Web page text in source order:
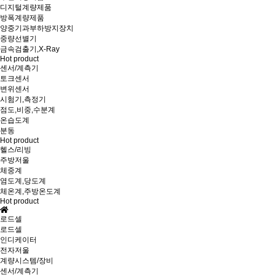
디지털계량제품
방폭계량제품
양중기과부하방지장치
중량선별기
금속검출기,X-Ray
Hot product
센서/계측기
토크센서
변위센서
시험기,측정기
점도,비중,수분계
온습도계
분동
Hot product
헬스/리빙
주방저울
체중계
염도계,당도계
체온계,주방온도계
Hot product
로드셀
로드셀
인디케이터
전자저울
계량시스템/장비
센서/계측기